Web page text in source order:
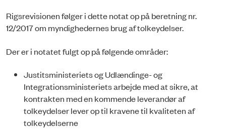
Rigsrevisionen følger i dette notat op på beretning nr.
12/2017 om myndighedernes brug af tolkeydelser.
Der er i notatet fulgt op på følgende områder:
Justitsministeriets og Udlændinge- og
Integrationsministeriets arbejde med at sikre, at
kontrakten med en kommende leverandør af
tolkeydelser lever op til kravene til kvaliteten af
tolkeydelserne